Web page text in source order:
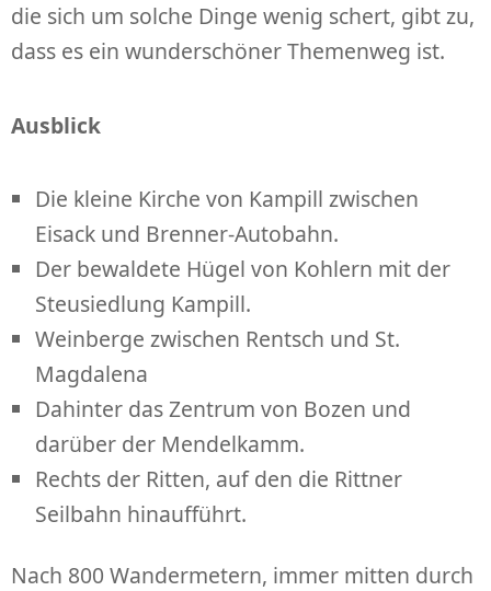
die sich um solche Dinge wenig schert, gibt zu,
dass es ein wunderschöner Themenweg ist.
Ausblick
Die kleine Kirche von Kampill zwischen
Eisack und Brenner-Autobahn.
Der bewaldete Hügel von Kohlern mit der
Steusiedlung Kampill.
Weinberge zwischen Rentsch und St.
Magdalena
Dahinter das Zentrum von Bozen und
darüber der Mendelkamm.
Rechts der Ritten, auf den die Rittner
Seilbahn hinaufführt.
Nach 800 Wandermetern, immer mitten durch